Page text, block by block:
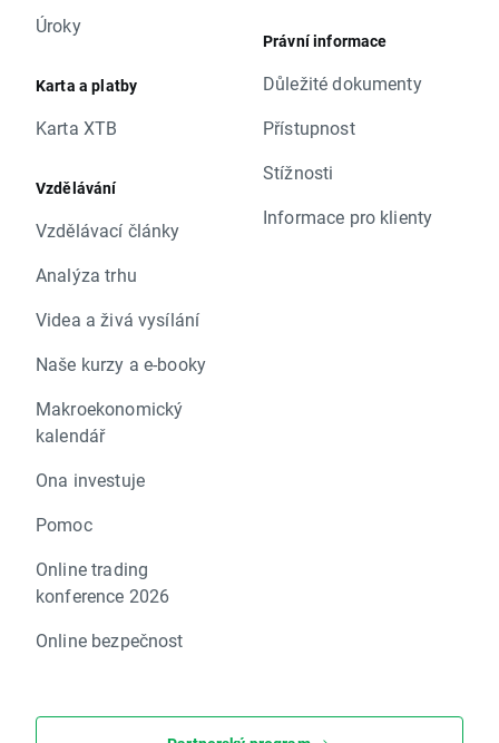
Úroky
Karta a platby
Karta XTB
Vzdělávání
Vzdělávací články
Analýza trhu
Videa a živá vysílání
Naše kurzy a e-booky
Makroekonomický
kalendář
Ona investuje
Pomoc
Online trading
konference 2026
Online bezpečnost
Právní informace
Důležité dokumenty
Přístupnost
Stížnosti
Informace pro klienty